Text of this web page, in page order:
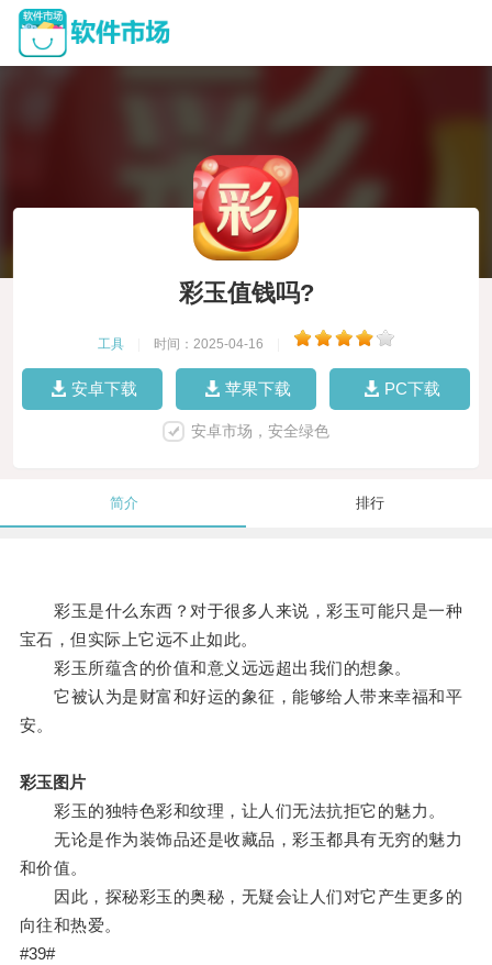
彩玉值钱吗?
工具 时间：2025-04-16
安卓下载 苹果下载 PC下载
安卓市场，安全绿色
简介 排行
彩玉是什么东西？对于很多人来说，彩玉可能只是一种
宝石，但实际上它远不止如此。
彩玉所蕴含的价值和意义远远超出我们的想象。
它被认为是财富和好运的象征，能够给人带来幸福和平
安。
彩玉图片
彩玉的独特色彩和纹理，让人们无法抗拒它的魅力。
无论是作为装饰品还是收藏品，彩玉都具有无穷的魅力
和价值。
因此，探秘彩玉的奥秘，无疑会让人们对它产生更多的
向往和热爱。
#39#